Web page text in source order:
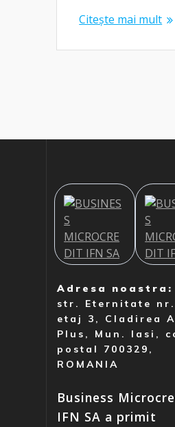
Citește mai mult
Adresa noastra:
str. Eternitate nr.
etaj 3, Cladirea
Plus, Mun. Iasi,
postal 700329,
ROMANIA
Business
IFN SA a primit